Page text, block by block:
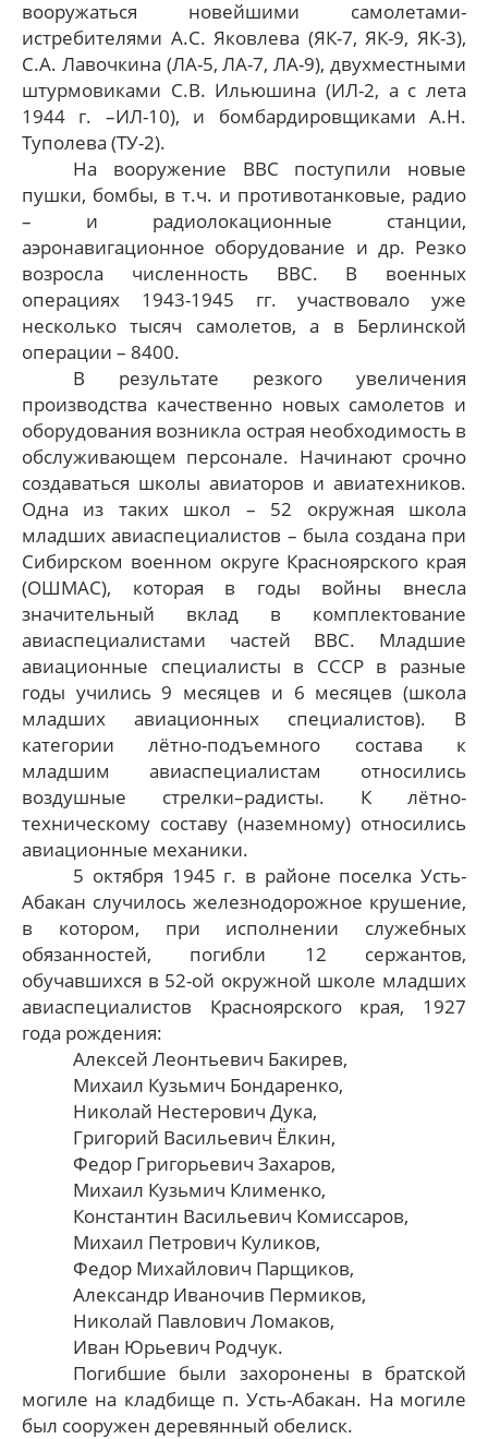
вооружаться новейшими самолетами-
истребителями А.С. Яковлева (ЯК-7, ЯК-9, ЯК-3),
С.А. Лавочкина (ЛА-5, ЛА-7, ЛА-9), двухместными
штурмовиками С.В. Ильюшина (ИЛ-2, а с лета
1944 г. –ИЛ-10), и бомбардировщиками А.Н.
Туполева (ТУ-2).
На вооружение ВВС поступили новые
пушки, бомбы, в т.ч. и противотанковые, радио
– и радиолокационные станции,
аэронавигационное оборудование и др. Резко
возросла численность ВВС. В военных
операциях 1943-1945 гг. участвовало уже
несколько тысяч самолетов, а в Берлинской
операции – 8400.
В результате резкого увеличения
производства качественно новых самолетов и
оборудования возникла острая необходимость в
обслуживающем персонале. Начинают срочно
создаваться школы авиаторов и авиатехников.
Одна из таких школ – 52 окружная школа
младших авиаспециалистов – была создана при
Сибирском военном округе Красноярского края
(ОШМАС), которая в годы войны внесла
значительный вклад в комплектование
авиаспециалистами частей ВВС. Младшие
авиационные специалисты в СССР в разные
годы учились 9 месяцев и 6 месяцев (школа
младших авиационных специалистов). В
категории лётно-подъемного состава к
младшим авиаспециалистам относились
воздушные стрелки–радисты. К лётно-
техническому составу (наземному) относились
авиационные механики.
5 октября 1945 г. в районе поселка Усть-
Абакан случилось железнодорожное крушение,
в котором, при исполнении служебных
обязанностей, погибли 12 сержантов,
обучавшихся в 52-ой окружной школе младших
авиаспециалистов Красноярского края, 1927
года рождения:
Алексей Леонтьевич Бакирев,
Михаил Кузьмич Бондаренко,
Николай Нестерович Дука,
Григорий Васильевич Ёлкин,
Федор Григорьевич Захаров,
Михаил Кузьмич Клименко,
Константин Васильевич Комиссаров,
Михаил Петрович Куликов,
Федор Михайлович Парщиков,
Александр Иваночив Пермиков,
Николай Павлович Ломаков,
Иван Юрьевич Родчук.
Погибшие были захоронены в братской
могиле на кладбище п. Усть-Абакан. На могиле
был сооружен деревянный обелиск.